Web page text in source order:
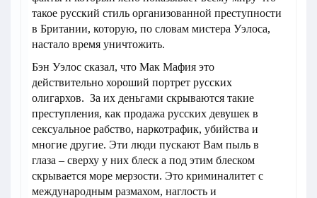
такое русский стиль организованной преступности
в Британии, которую, по словам мистера Уэлоса,
настало время уничтожить.
Бэн Уэлос сказал, что Мак Мафия это
действительно хороший портрет русских
олигархов. За их деньгами скрываются такие
преступления, как продажа русских девушек в
сексуальное рабство, наркотрафик, убийства и
многие другие. Эти люди пускают Вам пыль в
глаза – сверху у них блеск а под этим блеском
скрывается море мерзости. Это криминалитет с
международным размахом, наглость и